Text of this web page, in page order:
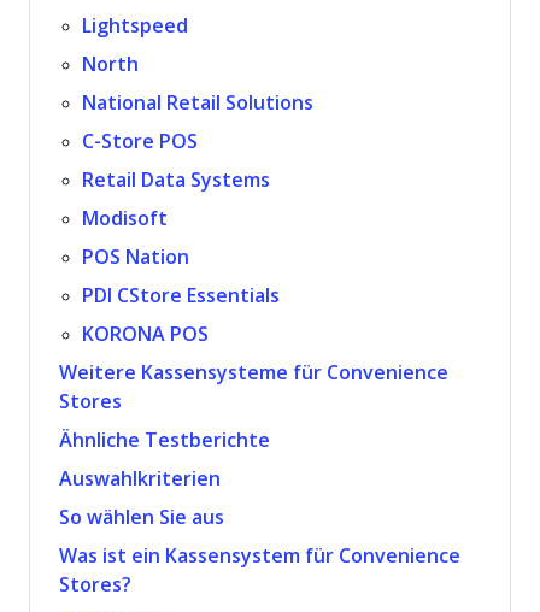
Lightspeed
North
National Retail Solutions
C-Store POS
Retail Data Systems
Modisoft
POS Nation
PDI CStore Essentials
KORONA POS
Weitere Kassensysteme für Convenience
Stores
Ähnliche Testberichte
Auswahlkriterien
So wählen Sie aus
Was ist ein Kassensystem für Convenience
Stores?